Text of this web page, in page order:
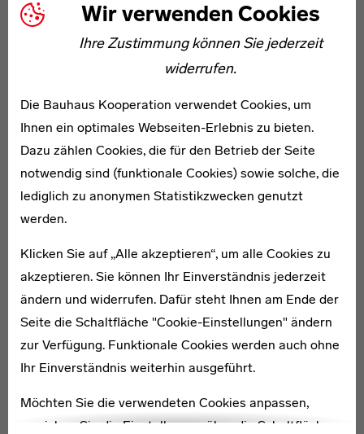
Wir verwenden Cookies
Ihre Zustimmung können Sie jederzeit
widerrufen.
Die Bauhaus Kooperation verwendet Cookies, um
Ihnen ein optimales Webseiten-Erlebnis zu bieten.
Dazu zählen Cookies, die für den Betrieb der Seite
notwendig sind (funktionale Cookies) sowie solche, die
lediglich zu anonymen Statistikzwecken genutzt
werden.
Klicken Sie auf „Alle akzeptieren“, um alle Cookies zu
akzeptieren. Sie können Ihr Einverständnis jederzeit
ändern und widerrufen. Dafür steht Ihnen am Ende der
Seite die Schaltfläche "Cookie-Einstellungen" ändern
zur Verfügung. Funktionale Cookies werden auch ohne
Ihr Einverständnis weiterhin ausgeführt.
Möchten Sie die verwendeten Cookies anpassen,
erreichen Sie die Einstellungen über die Schaltfläche
Rudolf Coste
* 1913
Martin Decker
* 1906
Katharina Dieckmann
* 1895